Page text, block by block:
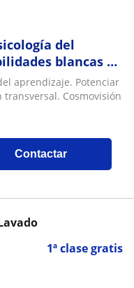
del
blancas y
aprendizaje. Potenciar
Cosmovisión
Contactar
1ª clase gratis